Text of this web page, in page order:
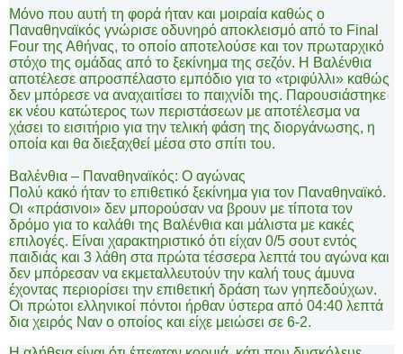
Μόνο που αυτή τη φορά ήταν και μοιραία καθώς ο
Παναθηναϊκός γνώρισε οδυνηρό αποκλεισμό από το Final
Four της Αθήνας, το οποίο αποτελούσε και τον πρωταρχικό
στόχο της ομάδας από το ξεκίνημα της σεζόν. Η Βαλένθια
αποτέλεσε απροσπέλαστο εμπόδιο για το «τριφύλλι» καθώς
δεν μπόρεσε να αναχαιτίσει το παιχνίδι της. Παρουσιάστηκε
εκ νέου κατώτερος των περιστάσεων με αποτέλεσμα να
χάσει το εισιτήριο για την τελική φάση της διοργάνωσης, η
οποία και θα διεξαχθεί μέσα στο σπίτι του.
Βαλένθια – Παναθηναϊκός: Ο αγώνας
Πολύ κακό ήταν το επιθετικό ξεκίνημα για τον Παναθηναϊκό.
Οι «πράσινοι» δεν μπορούσαν να βρουν με τίποτα τον
δρόμο για το καλάθι της Βαλένθια και μάλιστα με κακές
επιλογές. Είναι χαρακτηριστικό ότι είχαν 0/5 σουτ εντός
παιδιάς και 3 λάθη στα πρώτα τέσσερα λεπτά του αγώνα και
δεν μπόρεσαν να εκμεταλλευτούν την καλή τους άμυνα
έχοντας περιορίσει την επιθετική δράση των γηπεδούχων.
Οι πρώτοι ελληνικοί πόντοι ήρθαν ύστερα από 04:40 λεπτά
δια χειρός Ναν ο οποίος και είχε μειώσει σε 6-2.